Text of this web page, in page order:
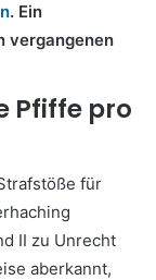
. Ein
vergangenen
Pfiffe pro
für
II zu Unrecht
aberkannt,